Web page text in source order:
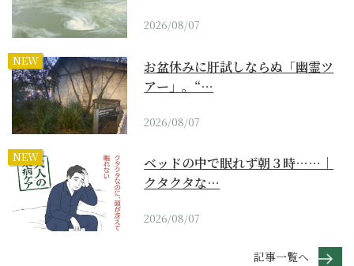
2026/08/07
NEW
お盆休みに肝試しならぬ「幽霊ツ
アー」。“…
2026/08/07
NEW
ベッドの中で眠れず朝３時……｜
クタクタな…
2026/08/07
記事一覧へ